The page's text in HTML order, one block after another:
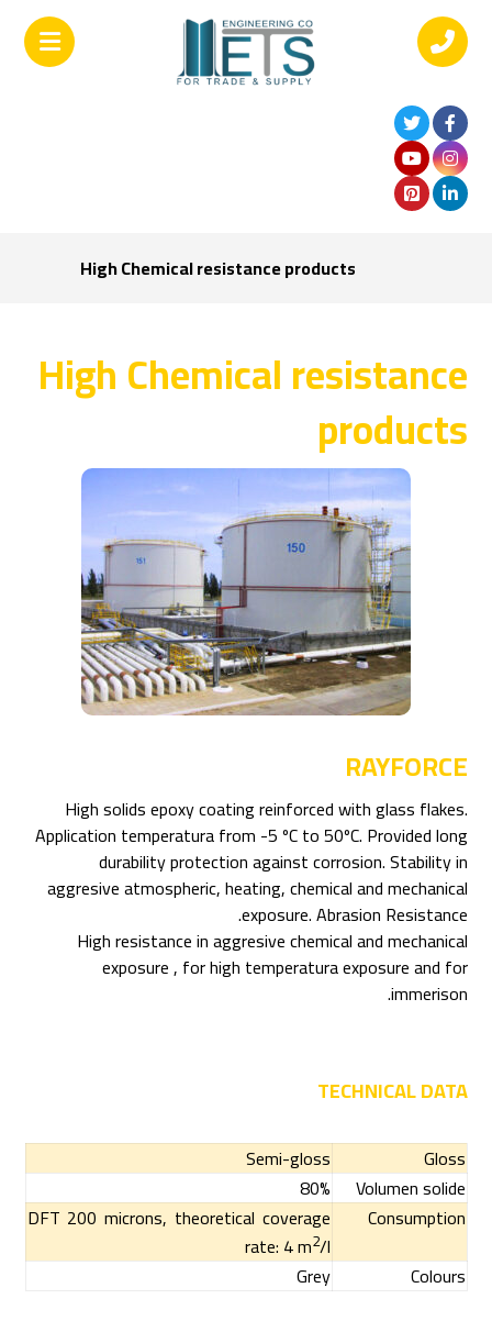
High Chemical resistance products
High Chemical resistance
products
RAYFORCE
High solids epoxy coating reinforced with glass flakes.
Application temperatura from -5 ºC to 50ºC. Provided long
durability protection against corrosion. Stability in
aggresive atmospheric, heating, chemical and mechanical
exposure. Abrasion Resistance.
High resistance in aggresive chemical and mechanical
exposure , for high temperatura exposure and for
immerison.
TECHNICAL DATA
Gloss
Semi-gloss
Volumen solide
80%
Consumption
DFT 200 microns, theoretical coverage
rate: 4 m2/l
Colours
Grey